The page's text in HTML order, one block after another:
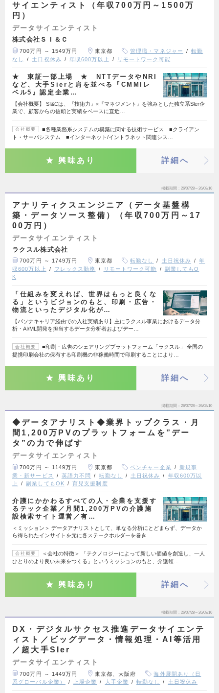
サイエンティスト（年収700万円～1500万
円）
データサイエンティスト
株式会社ＳＩ＆Ｃ
700万円 ～ 1549万円 東京都 管理職・マネジャー
転勤
なし
土日祝休み 年収600万以上 リモートワーク可能
★ 東証一部上場 ★ NTTデータやNRI
など、大手Sierと肩を並べる『CMMIレ
ベル5』認定企業…
【会社概要】 SI&Cは、『技術力』×『マネジメント』を強みとした独立系Sler企
業で、顧客からの信頼と実績をベースに直近…
会社概要
■各種業務系システムの構築に関する技術サービス ■クライアン
ト・サーバシステム ■インターネット/イントラネット関連シス…
興味あり 詳細へ
掲載期間 26/07/28～26/08/10
アナリティクスエンジニア（データ基盤構
築・データソース整備）（年収700万円～17
00万円）
データサイエンティスト
ラクスル株式会社
700万円 ～ 1749万円 東京都 転勤なし 土日祝休み
年
収600万以上
フレックス勤務 リモートワーク可能
副業してもO
K
「仕組みを変えれば、世界はもっと良くな
る」というビジョンのもと、印刷・広告・
物流といったデジタル化が…
【パソナキャリア経由での入社実績あり】主にラクスル事業におけるデータ分
析・AI/ML開発を担当するデータ分析者およびデー…
会社概要
■印刷・広告のシェアリングプラットフォーム「ラクスル」 全国の
提携印刷会社の保有する印刷機の非稼働時間で印刷することにより…
興味あり 詳細へ
掲載期間 26/07/28～26/08/10
◆データアナリスト◆業界トップクラス・月
間1,200万PVのプラットフォームを”デー
タ”の力で伸ばす
データサイエンティスト
700万円 ～ 1149万円 東京都 ベンチャー企業
新規事
業・新サービス
英語力不問 転勤なし 土日祝休み
年収600万以
上
副業してもOK 育児支援制度
介護にかかわるすべての人・企業を支援す
るテック企業／月間1,200万PVの介護施
設検索サイト運営／有…
＜ミッション＞ データアナリストとして、単なる分析にとどまらず、データか
ら得られたインサイトを元に各ステークホルダーを巻き…
会社概要
＜会社の特徴＞ 「テクノロジーによって新しい価値を創造し、一人
ひとりのより良い未来をつくる」というミッションのもと、介護領…
興味あり 詳細へ
掲載期間 26/07/28～26/08/10
DX・デジタルサクセス推進データサイエンテ
ィスト／ビッグデータ・情報処理・AI等活用
／超大手SIer
データサイエンティスト
700万円 ～ 1449万円 東京都、大阪府
海外展開あり（日
系グローバル企業）
上場企業 大手企業 転勤なし 土日祝休み